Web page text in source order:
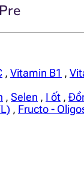
, Vitamin B1 ,
, Selen , I ốt ,
, Fructo -